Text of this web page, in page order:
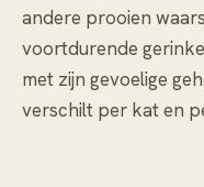
andere prooien
voortdurende
met zijn gevoelige
verschilt per kat en